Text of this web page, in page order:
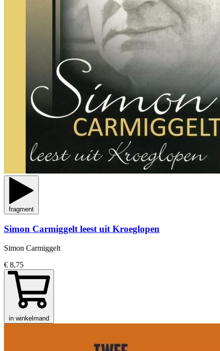
fragment
Simon Carmiggelt leest uit Kroeglopen
Simon Carmiggelt
€ 8,75
in winkelmand